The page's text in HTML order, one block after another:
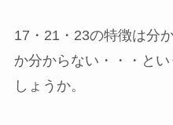
17・21・23の特徴は分
か分からない・・・と
しょうか。